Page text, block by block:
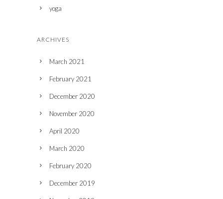
yoga
ARCHIVES
March 2021
February 2021
December 2020
November 2020
April 2020
March 2020
February 2020
December 2019